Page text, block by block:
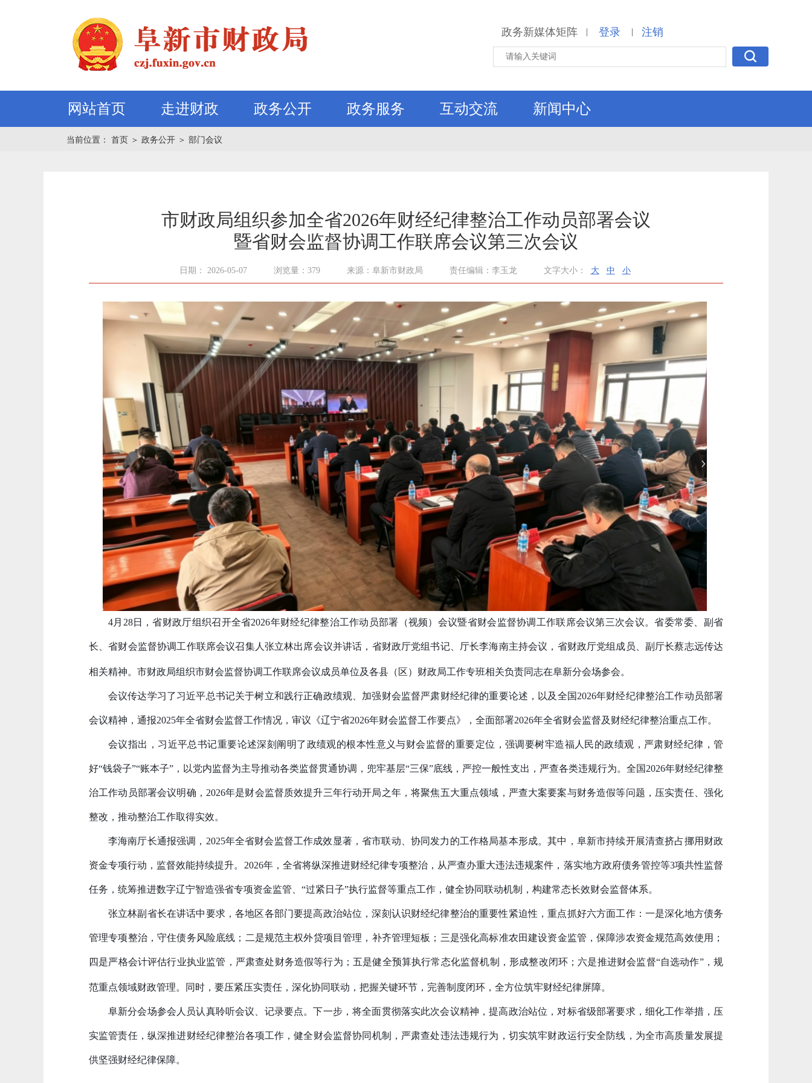
政务新媒体矩阵 | 登录 | 注销
网站首页 走进财政 政务公开 政务服务 互动交流 新闻中心
当前位置： 首页 ＞ 政务公开 ＞ 部门会议
市财政局组织参加全省2026年财经纪律整治工作动员部署会议
暨省财会监督协调工作联席会议第三次会议
日期： 2026-05-07 浏览量：379 来源：阜新市财政局 责任编辑：李玉龙 文字大小： 大 中 小
4月28日，省财政厅组织召开全省2026年财经纪律整治工作动员部署（视频）会议暨省财会监督协调工作联席会议第三次会议。省委常委、副省
长、省财会监督协调工作联席会议召集人张立林出席会议并讲话，省财政厅党组书记、厅长李海南主持会议，省财政厅党组成员、副厅长蔡志远传达
相关精神。市财政局组织市财会监督协调工作联席会议成员单位及各县（区）财政局工作专班相关负责同志在阜新分会场参会。
会议传达学习了习近平总书记关于树立和践行正确政绩观、加强财会监督严肃财经纪律的重要论述，以及全国 2026年财经纪律整治工作动员部署
会议精神，通报2025年全省财会监督工作情况，审议《辽宁省2026年财会监督工作要点》，全面部署2026年全省财会监督及财经纪律整治重点工作。
会议指出，习近平总书记重要论述深刻阐明了政绩观的根本性意义与财会监督的重要定位，强调要树牢造福人民的政绩观，严肃财经纪律，管
好“钱袋子”“账本子”，以党内监督为主导推动各类监督贯通协调，兜牢基层“三保”底线，严控一般性支出，严查各类违规行为。全国2026年财经纪律整
治工作动员部署会议明确，2026年是财会监督质效提升三年行动开局之年，将聚焦五大重点领域，严查大案要案与财务造假等问题，压实责任、强化
整改，推动整治工作取得实效。
李海南厅长通报强调， 2025年全省财会监督工作成效显著，省市联动、协同发力的工作格局基本形成。其中，阜新市持续开展清查挤占挪用财政
资金专项行动，监督效能持续提升。2026年，全省将纵深推进财经纪律专项整治，从严查办重大违法违规案件，落实地方政府债务管控等3项共性监督
任务，统筹推进数字辽宁智造强省专项资金监管、“过紧日子”执行监督等重点工作，健全协同联动机制，构建常态长效财会监督体系。
张立林副省长在讲话中要求，各地区各部门要提高政治站位，深刻认识财经纪律整治的重要性紧迫性，重点抓好六方面工作： 一是深化地方债务
管理专项整治，守住债务风险底线； 二是规范主权外贷项目管理，补齐管理短板； 三是强化高标准农田建设资金监管，保障涉农资金规范高效使用；
四是严格会计评估行业执业监管，严肃查处财务造假等行为； 五是健全预算执行常态化监督机制，形成整改闭环； 六是推进财会监督“自选动作”，规
范重点领域财政管理。同时，要压紧压实责任，深化协同联动，把握关键环节，完善制度闭环，全方位筑牢财经纪律屏障。
阜新分会场参会人员认真聆听会议、记录要点。下一步，将全面贯彻落实此次会议精神，提高政治站位，对标省级部署要求，细化工作举措，压
实监管责任，纵深推进财经纪律整治各项工作，健全财会监督协同机制，严肃查处违法违规行为，切实筑牢财政运行安全防线，为全市高质量发展提
供坚强财经纪律保障。